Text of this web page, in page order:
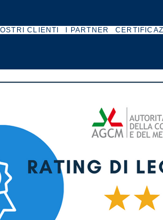
CLIENTI I PARTNER